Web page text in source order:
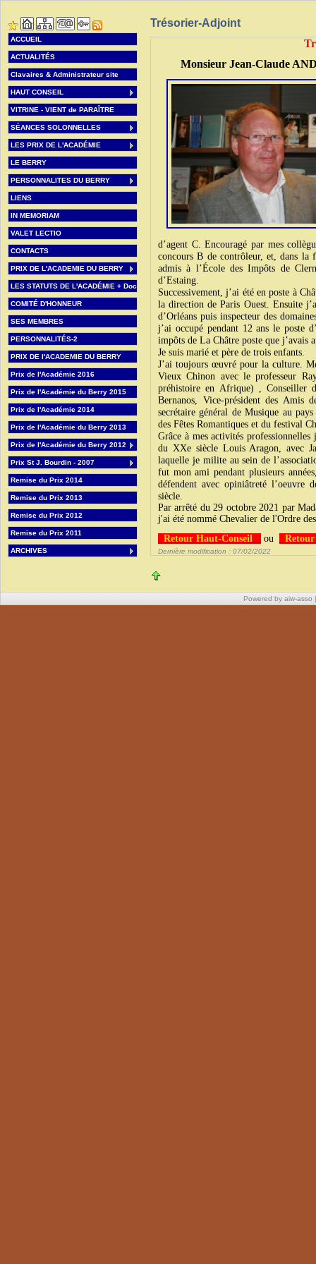
ACCUEIL
ACTUALITÉS
Clavaires & Administrateur site
HAUT CONSEIL
VITRINE - VIENT de PARAÎTRE
SÉANCES SOLONNELLES
LES PRIX DE L'ACADÉMIE
LE BERRY
PERSONNALITES DU BERRY
LIENS
IN MEMORIAM
VALET LECTIO
CONTACTS
PRIX DE L'ACADEMIE DU BERRY
LES STATUTS DE L'ACADÉMIE + Doc
COMITÉ D'HONNEUR
SES MEMBRES
PERSONNALITÉS-2
PRIX DE l'ACADEMIE DU BERRY
Prix de l'Académie 2016
Prix de l'Académie du Berry 2015
Prix de l'Académie 2014
Prix de l'Académie du Berry 2013
Prix de l'Académie du Berry 2012
Prix St J. Bourdin - 2007
Remise du Prix 2014
Remise du Prix 2013
Remise du Prix 2012
Remise du Prix 2011
ARCHIVES
Trésorier-Adjoint
Monsieur Jean-Claude
d’agent C. Encouragé par mes
concours B de contrôleur, et, dans la
admis à l’École des Impôts de
d’Estaing.
Successivement, j’ai été en poste à
la direction de Paris Ouest. Ensuite
d’Orléans puis inspecteur des
j’ai occupé pendant 12 ans le poste
impôts de La Châtre poste que j’avais
Je suis marié et père de trois enfants.
J’ai toujours œuvré pour la culture.
Vieux Chinon avec le professeur
préhistoire en Afrique) , Conseiller
Bernanos, Vice-président des Amis
secrétaire général de Musique au
des Fêtes Romantiques et du festival
Grâce à mes activités
du XXe siècle Louis Aragon, avec
laquelle je milite au sein de
fut mon ami pendant plusieurs
défendent avec opiniâtreté l’oeuvre
siècle.
Par arrêté du 29 octobre 2021 par
j'ai été nommé Chevalier de l'Ordre
Retour Haut-Conseil
ou
Dernière modification : 07/02/2022
Powered by aiw-asso